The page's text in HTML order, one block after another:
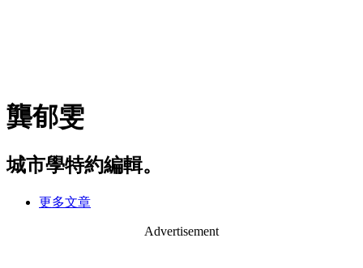
龔郁雯
城市學特約編輯。
更多文章
Advertisement